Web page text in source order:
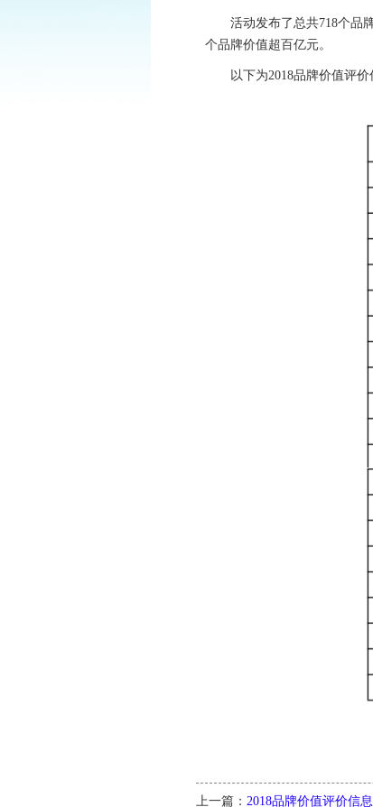
活动发布了总共718个品牌
个品牌价值超百亿元。
以下为2018品牌价值评价
上一篇： 2018品牌价值评价信